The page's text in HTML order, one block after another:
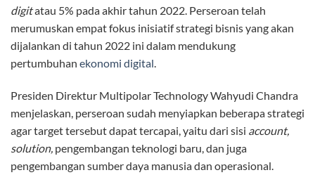
digitatau 5% pada akhir tahun 2022. Perseroan telah
merumuskan empat fokus inisiatif strategi bisnis yang akan
dijalankan di tahun 2022 ini dalam mendukung
pertumbuhan ekonomi digital.
Presiden Direktur Multipolar Technology Wahyudi Chandra
menjelaskan, perseroan sudah menyiapkan beberapa strategi
agar target tersebut dapat tercapai, yaitu dari sisi account,
solution, pengembangan teknologi baru, dan juga
pengembangan sumber daya manusia dan operasional.